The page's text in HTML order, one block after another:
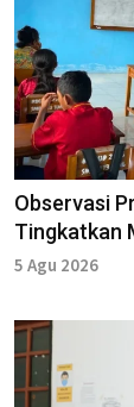
Observasi
Tingkatkan
5 Agu 2026